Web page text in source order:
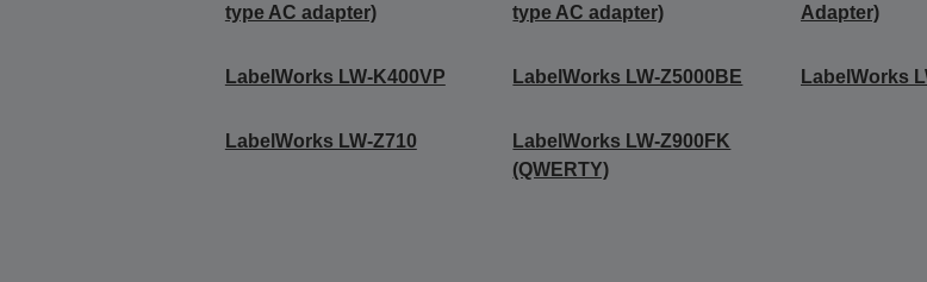
type AC adapter)
type AC adapter)
Adapter)
LabelWorks LW-K400VP LabelWorks LW-Z5000BE LabelWorks
LabelWorks LW-Z710
LabelWorks LW-Z900FK
(QWERTY)